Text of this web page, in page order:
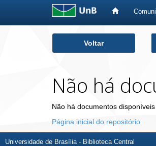
Voltar
Não há
Não há documentos
Página inicial do repositório
Universidade de Brasília - Biblioteca Central